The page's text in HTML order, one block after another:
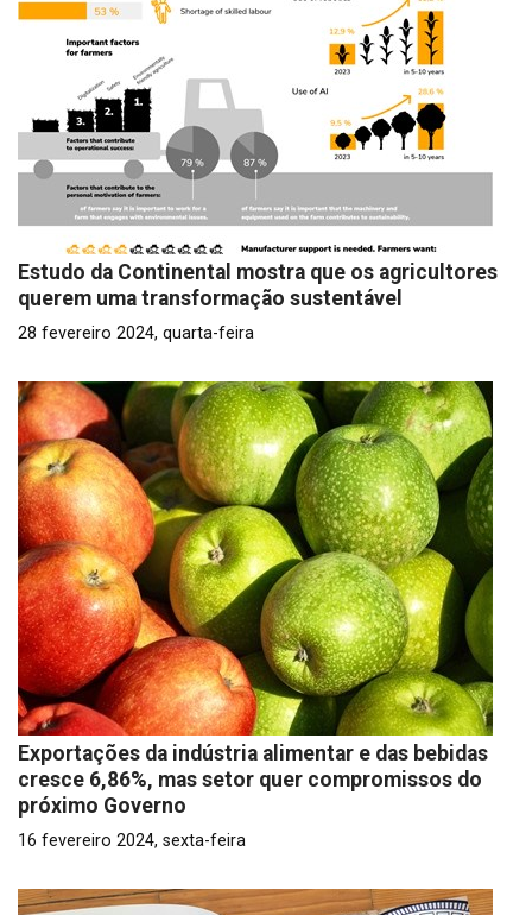
Estudo da Continental mostra que os agricultores
querem uma transformação sustentável
28 fevereiro 2024, quarta-feira
Exportações da indústria alimentar e das bebidas
cresce 6,86%, mas setor quer compromissos do
próximo Governo
16 fevereiro 2024, sexta-feira